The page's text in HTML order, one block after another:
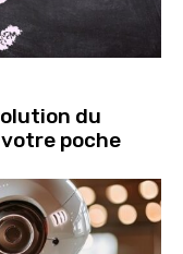
du
poche